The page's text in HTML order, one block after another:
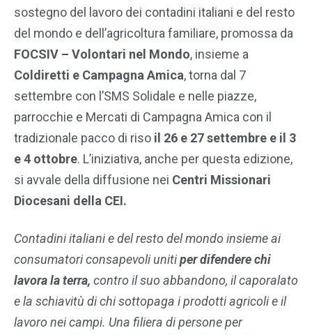
sostegno del lavoro dei contadini italiani e del resto
del mondo e dell’agricoltura familiare, promossa da
FOCSIV – Volontari nel Mondo, insieme a
Coldiretti e Campagna Amica, torna dal 7
settembre con l’SMS Solidale e nelle piazze,
parrocchie e Mercati di Campagna Amica con il
tradizionale pacco di riso il 26 e 27 settembre e il 3
e 4 ottobre. L’iniziativa, anche per questa edizione,
si avvale della diffusione nei Centri Missionari
Diocesani della CEI.
Contadini italiani e del resto del mondo insieme ai
consumatori consapevoli unitiperdifendere chi
lavora la terra, contro il suo abbandono, il caporalato
e la schiavitù di chi sottopaga i prodotti agricoli e il
lavoro nei campi. Una filiera di persone per